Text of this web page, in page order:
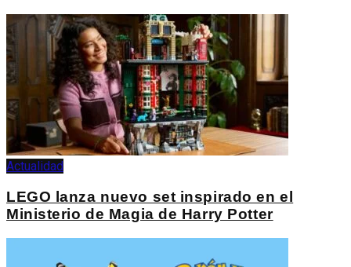
Actualidad
LEGO lanza nuevo set inspirado en el
Ministerio de Magia de Harry Potter